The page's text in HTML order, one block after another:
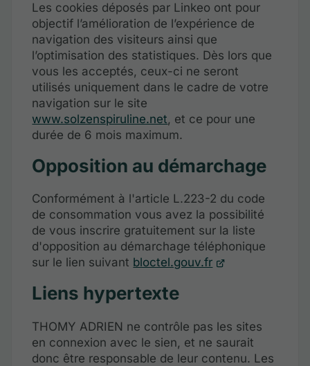
Les cookies déposés par Linkeo ont pour
objectif l’amélioration de l’expérience de
navigation des visiteurs ainsi que
l’optimisation des statistiques. Dès lors que
vous les acceptés, ceux-ci ne seront
utilisés uniquement dans le cadre de votre
navigation sur le site
www.solzenspiruline.net, et ce pour une
durée de 6 mois maximum.
Opposition au démarchage
Conformément à l'article L.223-2 du code
de consommation vous avez la possibilité
de vous inscrire gratuitement sur la liste
d'opposition au démarchage téléphonique
sur le lien suivant bloctel.gouv.fr
Liens hypertexte
THOMY ADRIEN ne contrôle pas les sites
en connexion avec le sien, et ne saurait
donc être responsable de leur contenu. Les